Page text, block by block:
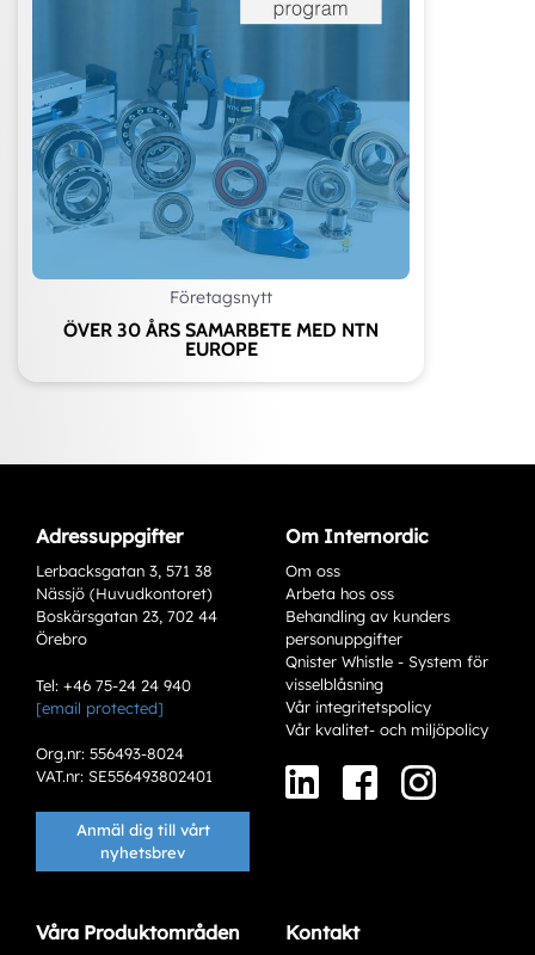
Företagsnytt
ÖVER 30 ÅRS SAMARBETE MED NTN
EUROPE
Varianter
Adressuppgifter
Lerbacksgatan 3, 571 38
Nässjö (Huvudkontoret)
Boskärsgatan 23, 702 44
Örebro
Tel: +46 75-24 24 940
[email protected]
Org.nr: 556493-8024
VAT.nr: SE556493802401
Anmäl dig till vårt
nyhetsbrev
Om Internordic
Om oss
Arbeta hos oss
Behandling av kunders
personuppgifter
Qnister Whistle - System för
visselblåsning
Vår integritetspolicy
Vår kvalitet- och miljöpolicy
Våra Produktområden Kontakt